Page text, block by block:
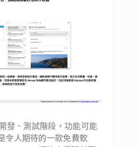
發、測試階段，功能可能
令人期待的一款免費軟